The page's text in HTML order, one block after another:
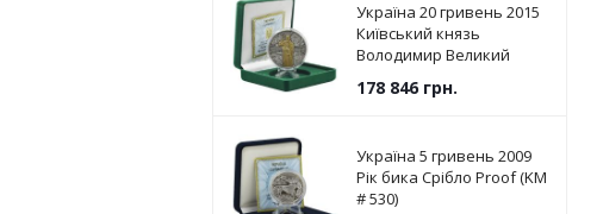
Україна 20 гривень 2015
Київський князь
Володимир Великий
178 846грн.
Україна 5 гривень 2009
Рік бика Срібло Proof (KM
# 530)